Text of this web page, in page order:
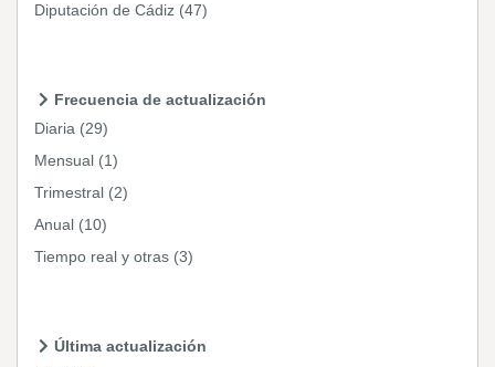
Diputación de Cádiz (47)
Frecuencia de actualización
Diaria (29)
Mensual (1)
Trimestral (2)
Anual (10)
Tiempo real y otras (3)
Última actualización